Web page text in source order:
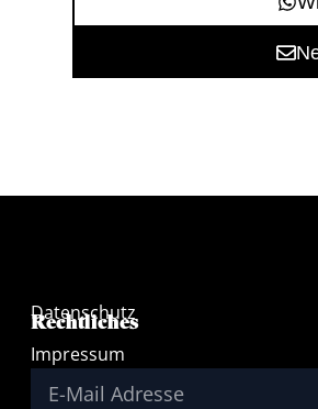
Rechtliches
Datenschutz
Impressum